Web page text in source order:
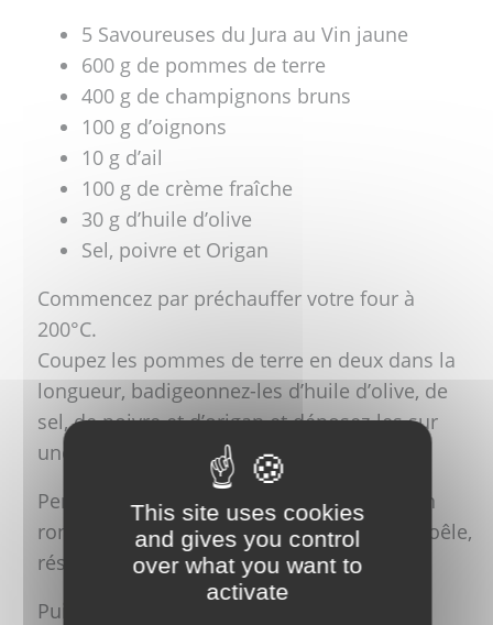
5 Savoureuses du Jura au Vin jaune
600 g de pommes de terre
400 g de champignons bruns
100 g d’oignons
10 g d’ail
100 g de crème fraîche
30 g d’huile d’olive
Sel, poivre et Origan
Commencez par préchauffer votre four à
200°C.
Coupez les pommes de terre en deux dans la
longueur, badigeonnez-les d’huile d’olive, de
sel, de poivre et d’origan et déposez-les sur
une plaque. Enfournez 20 minutes.
Pendant ce temps, coupez les saucisses en
rondelles, faites-les dorer 5 minutes à la poêle,
réservez-les hors du feu.
Puis, faites revenir les champignons et les
This site uses cookies
and gives you control
over what you want to
activate